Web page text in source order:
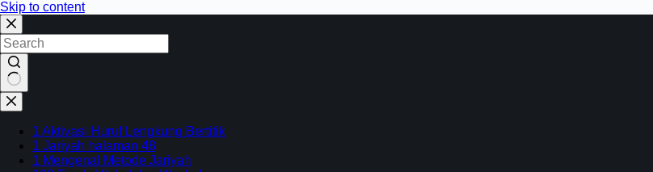
Skip to content
No
results
1 Aktivasi Huruf Lengkung Bertitik
1 Jariyah halaman 48
1 Mengenal Metode Jariyah